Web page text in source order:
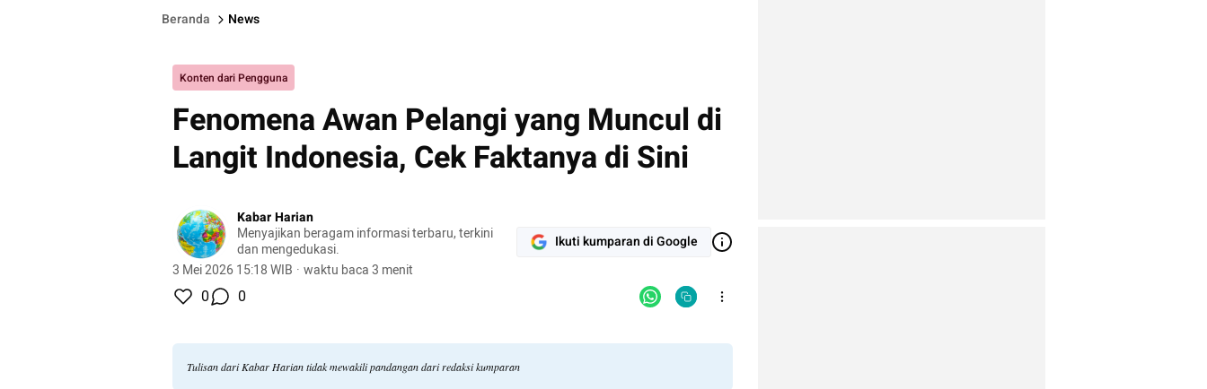
Beranda News
Konten dari Pengguna
Fenomena Awan Pelangi yang Muncul di
Langit Indonesia, Cek Faktanya di Sini
Kabar Harian
Menyajikan beragam informasi terbaru, terkini
dan mengedukasi.
3 Mei 2026 15:18 WIB · waktu baca 3 menit
Ikuti kumparan di Google
0 0
Tulisan dari Kabar Harian tidak mewakili pandangan dari redaksi kumparan